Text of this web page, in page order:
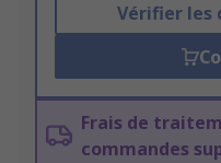
Vérifier les
Frais de
commandes